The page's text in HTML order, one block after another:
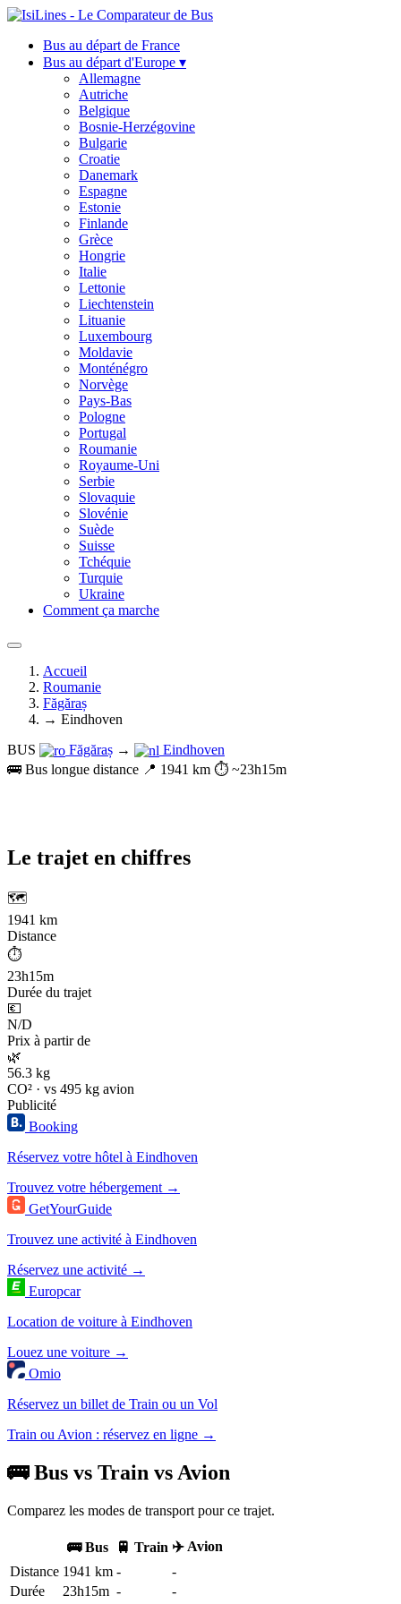
Bus au départ de France
Bus au départ d'Europe ▾
Allemagne
Autriche
Belgique
Bosnie-Herzégovine
Bulgarie
Croatie
Danemark
Espagne
Estonie
Finlande
Grèce
Hongrie
Italie
Lettonie
Liechtenstein
Lituanie
Luxembourg
Moldavie
Monténégro
Norvège
Pays-Bas
Pologne
Portugal
Roumanie
Royaume-Uni
Serbie
Slovaquie
Slovénie
Suède
Suisse
Tchéquie
Turquie
Ukraine
Comment ça marche
Accueil
Roumanie
Făgăraș
→ Eindhoven
BUS
Făgăraș →
Eindhoven
🚌 Bus longue distance 📍 1941 km ⏱️ ~23h15m
Le trajet en chiffres
🗺️
1941 km
Distance
⏱️
23h15m
Durée du trajet
💶
N/D
Prix à partir de
🌿
56.3 kg
CO² · vs 495 kg avion
Publicité
Booking
Réservez votre hôtel à Eindhoven
Trouvez votre hébergement →
GetYourGuide
Trouvez une activité à Eindhoven
Réservez une activité →
Europcar
Location de voiture à Eindhoven
Louez une voiture →
Omio
Réservez un billet de Train ou un Vol
Train ou Avion : réservez en ligne →
🚌 Bus vs Train vs Avion
Comparez les modes de transport pour ce trajet.
🚌 Bus 🚆 Train ✈️ Avion
Distance 1941 km -
-
Durée
23h15m -
-